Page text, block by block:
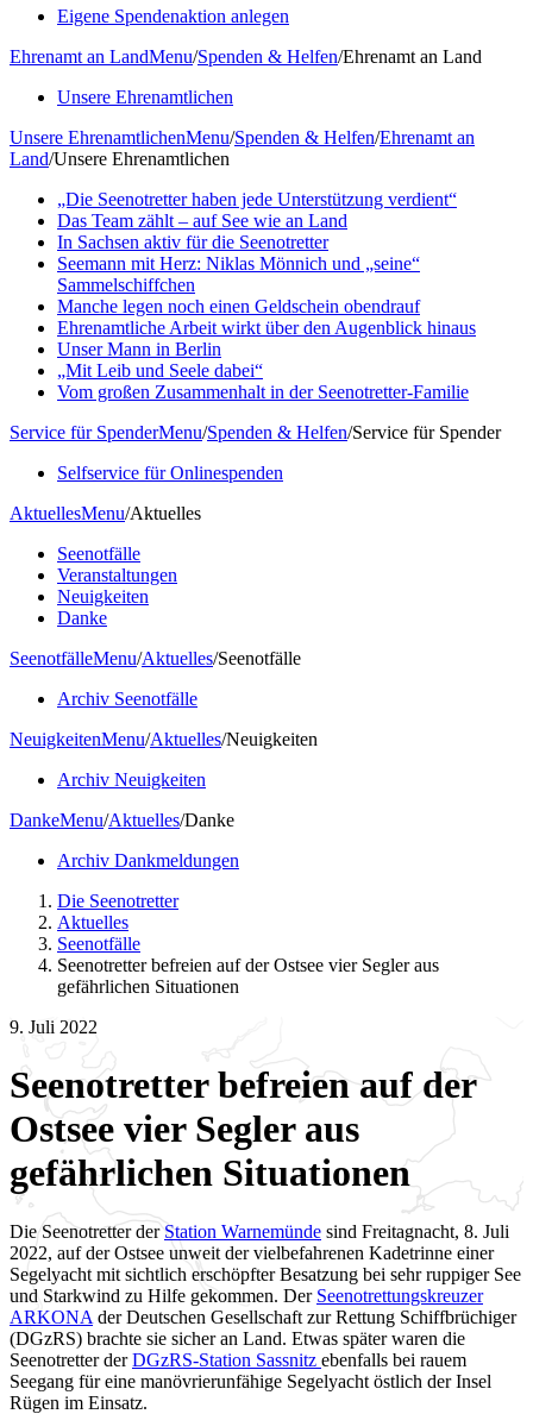
Eigene Spendenaktion anlegen
Ehrenamt an LandMenu/Spenden & Helfen/Ehrenamt an Land
Unsere Ehrenamtlichen
Unsere EhrenamtlichenMenu/Spenden & Helfen/Ehrenamt an
Land/Unsere Ehrenamtlichen
„Die Seenotretter haben jede Unterstützung verdient“
Das Team zählt – auf See wie an Land
In Sachsen aktiv für die Seenotretter
Seemann mit Herz: Niklas Mönnich und „seine“
Sammelschiffchen
Manche legen noch einen Geldschein obendrauf
Ehrenamtliche Arbeit wirkt über den Augenblick hinaus
Unser Mann in Berlin
„Mit Leib und Seele dabei“
Vom großen Zusammenhalt in der Seenotretter-Familie
Service für SpenderMenu/Spenden & Helfen/Service für Spender
Selfservice für Onlinespenden
AktuellesMenu/Aktuelles
Seenotfälle
Veranstaltungen
Neuigkeiten
Danke
SeenotfälleMenu/Aktuelles/Seenotfälle
Archiv Seenotfälle
NeuigkeitenMenu/Aktuelles/Neuigkeiten
Archiv Neuigkeiten
DankeMenu/Aktuelles/Danke
Archiv Dankmeldungen
Die Seenotretter
Aktuelles
Seenotfälle
Seenotretter befreien auf der Ostsee vier Segler aus
gefährlichen Situationen
9. Juli 2022
Seenotretter befreien auf der
Ostsee vier Segler aus
gefährlichen Situationen
Die Seenotretter derStation Warnemünde sind Freitagnacht, 8. Juli
2022, auf der Ostsee unweit der vielbefahrenen Kadetrinne einer
Segelyacht mit sichtlich erschöpfter Besatzung bei sehr ruppiger See
und Starkwind zu Hilfe gekommen. Der Seenotrettungskreuzer
ARKONA der Deutschen Gesellschaft zur Rettung Schiffbrüchiger
(DGzRS) brachte sie sicher an Land. Etwas später waren die
Seenotretter derDGzRS-Station Sassnitz ebenfalls bei rauem
Seegang für eine manövrierunfähige Segelyacht östlich der Insel
Rügen im Einsatz.